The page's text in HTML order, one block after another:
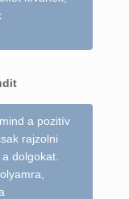
a pozitív
rajzolni
dolgokat.